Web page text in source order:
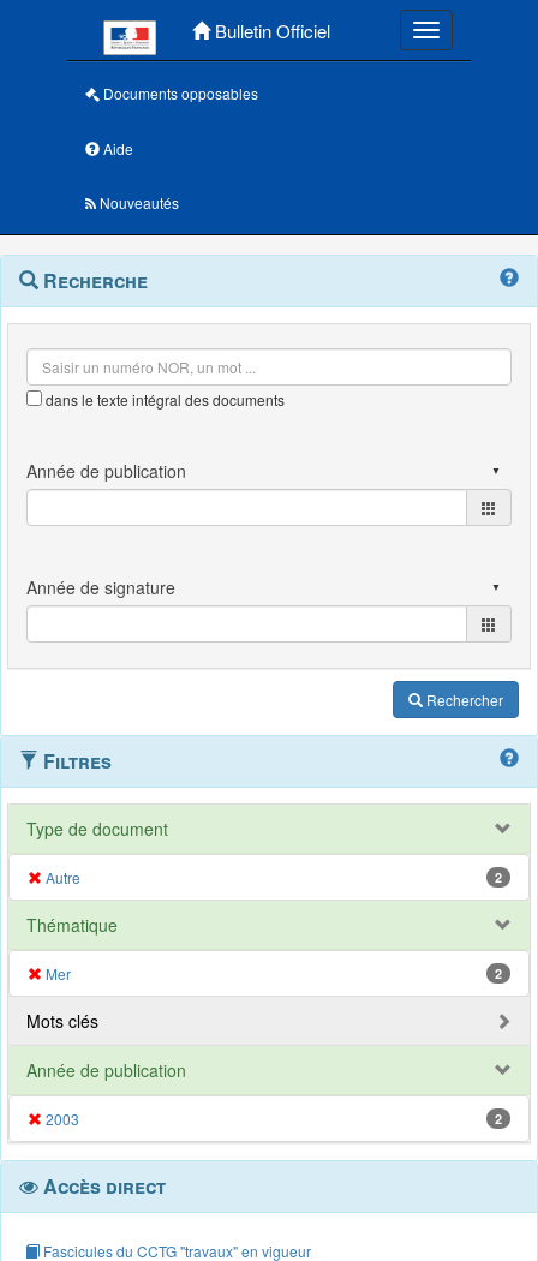
Bulletin Officiel Toggle
Documents opposables
Aide
Nouveautés
Navigation
outils
Menu
contextuel
Recherche
dans le texte intégral des documents
Rechercher
Filtres
Type de document
Autre 2
Thématique
Mer 2
Mots clés
Année de publication
2003 2
Accès direct
Fascicules du CCTG "travaux" en vigueur